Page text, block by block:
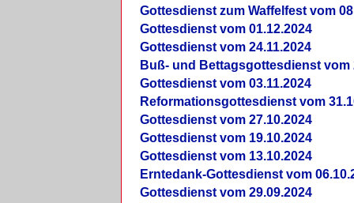
Gottesdienst zum Waffelfest vom
Gottesdienst vom 01.12.2024
Gottesdienst vom 24.11.2024
Buß- und Bettagsgottesdienst vom
Gottesdienst vom 03.11.2024
Reformationsgottesdienst vom
Gottesdienst vom 27.10.2024
Gottesdienst vom 19.10.2024
Gottesdienst vom 13.10.2024
Erntedank-Gottesdienst vom
Gottesdienst vom 29.09.2024